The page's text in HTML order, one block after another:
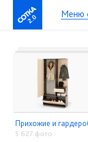
2.0 Меню
Прихожие и
5 627 фото